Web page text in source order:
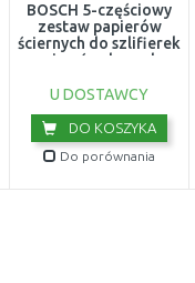
BOSCH 5-częściowy
zestaw papierów
ściernych do szlifierek
mimośrodowych
U DOSTAWCY
DO KOSZYKA
Do porównania